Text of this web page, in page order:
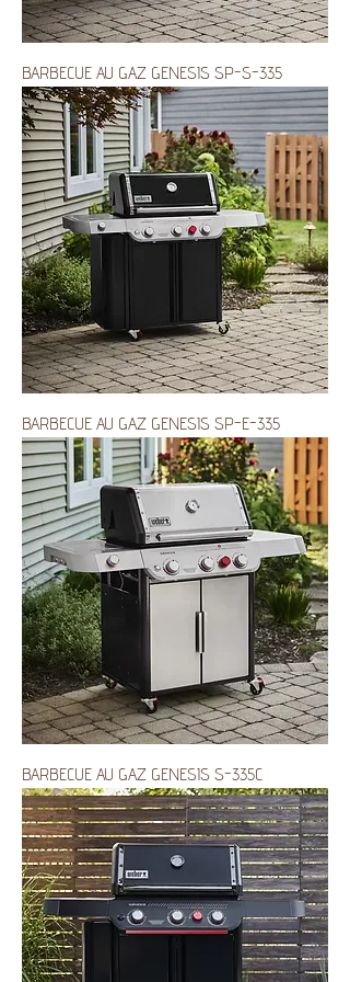
BARBECUE AU GAZ GENESIS SP-S-335
BARBECUE AU GAZ GENESIS SP-E-335
BARBECUE AU GAZ GENESIS S-335C